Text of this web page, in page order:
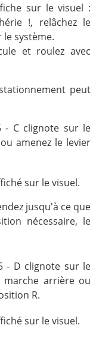
sur le visuel :
!, relâchez le
système.
et roulez avec
peut
- C clignote sur le
amenez le levier
sur le visuel.
jusqu'à ce que
nécessaire, le
- D clignote sur le
marche arrière ou
R.
sur le visuel.